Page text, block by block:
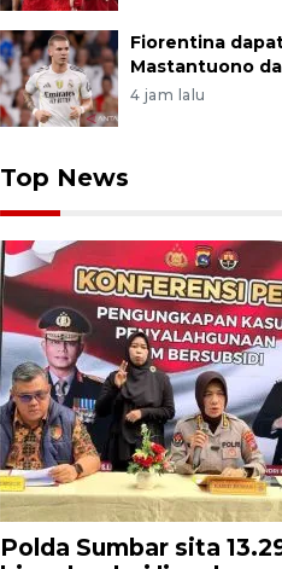
Fiorentina
Mastantuono
4 jam lalu
Top News
Polda Sumbar sita